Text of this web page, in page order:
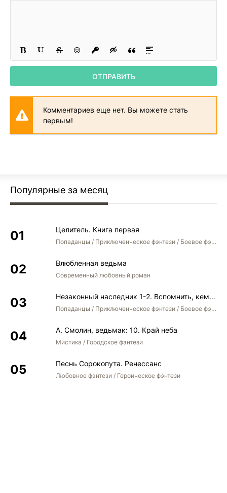
glava-26
ОТПРАВИТЬ
Комментариев еще нет. Вы можете стать
первым!
Популярные за месяц
Целитель. Книга первая
Попаданцы / Приключенческое фэнтези / Боевое фэнтези
Влюбленная ведьма
Современный любовный роман
Незаконный наследник 1-2. Вспомнить, кем был. Стать собой. Остаться собой
Попаданцы / Приключенческое фэнтези / Боевое фэнтези / Юмористическое фэнтези
А. Смолин, ведьмак: 10. Край неба
Мистика / Городское фэнтези
Песнь Сорокопута. Ренессанс
Любовное фэнтези / Героическое фэнтези